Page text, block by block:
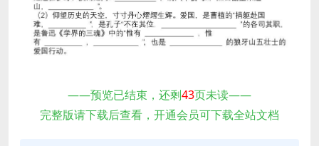
——预览已结束，还剩43页未读——
完整版请下载后查看，开通会员可下载全站文档